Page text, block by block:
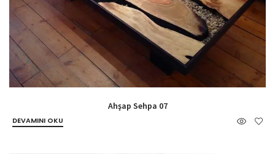
Ahşap Sehpa 07
DEVAMINI OKU